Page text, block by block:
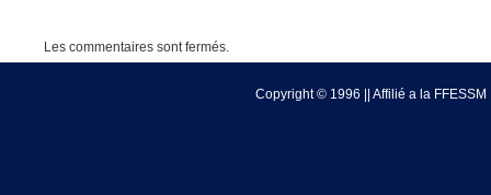
Les commentaires sont fermés.
Copyright © 1996 || Affilié a la